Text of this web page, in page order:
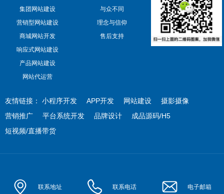
集团网站建设
营销型网站建设
商城网站开发
响应式网站建设
产品网站建设
网站代运营
与众不同
理念与信仰
售后支持
友情链接： 小程序开发 APP开发 网站建设
摄影摄像
营销推广
平台系统开发 品牌设计
成品源码/H5
短视频/直播带货
联系地址 联系电话 电子邮箱